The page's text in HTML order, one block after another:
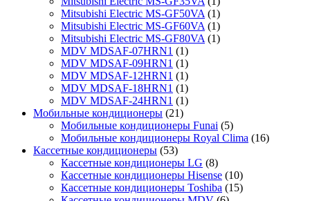
Mitsubishi Electric MS-GF50VA (1)
Mitsubishi Electric MS-GF60VA (1)
Mitsubishi Electric MS-GF80VA (1)
MDV MDSAF-07HRN1 (1)
MDV MDSAF-09HRN1 (1)
MDV MDSAF-12HRN1 (1)
MDV MDSAF-18HRN1 (1)
MDV MDSAF-24HRN1 (1)
Мобильные кондиционеры (21)
Мобильные кондиционеры Funai (5)
Мобильные кондиционеры Royal Clima (16)
Кассетные кондиционеры (53)
Кассетные кондиционеры LG (8)
Кассетные кондиционеры Hisense (10)
Кассетные кондиционеры Toshiba (15)